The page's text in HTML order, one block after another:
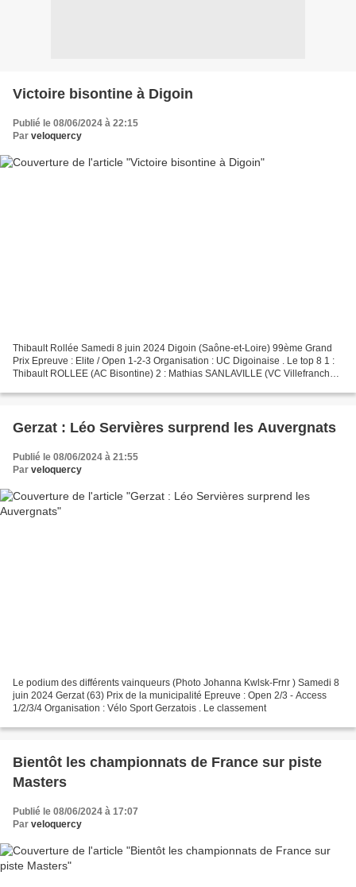
Victoire bisontine à Digoin
Publié le 08/06/2024 à 22:15
Par veloquercy
Thibault Rollée Samedi 8 juin 2024 Digoin (Saône-et-Loire) 99ème Grand
Prix Epreuve : Elite / Open 1-2-3 Organisation : UC Digoinaise . Le top 8 1 :
Thibault ROLLEE (AC Bisontine) 2 : Mathias SANLAVILLE (VC Villefranche
Gerzat : Léo Servières surprend les Auvergnats
Publié le 08/06/2024 à 21:55
Par veloquercy
Le podium des différents vainqueurs (Photo Johanna Kwlsk-Frnr ) Samedi 8
juin 2024 Gerzat (63) Prix de la municipalité Epreuve : Open 2/3 - Access
1/2/3/4 Organisation : Vélo Sport Gerzatois . Le classement
Bientôt les championnats de France sur piste
Masters
Publié le 08/06/2024 à 17:07
Par veloquercy